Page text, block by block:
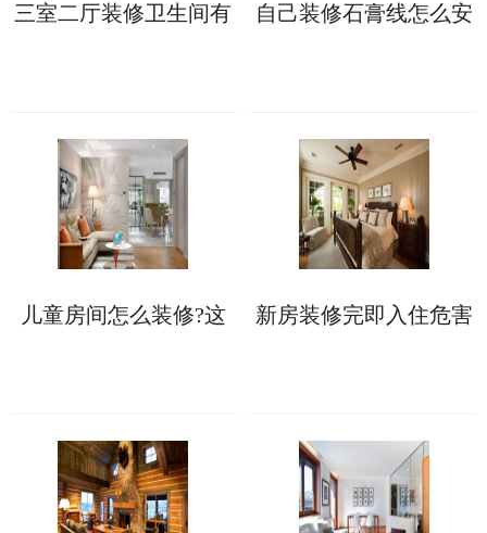
三室二厅装修卫生间有
自己装修石膏线怎么安
儿童房间怎么装修?这
新房装修完即入住危害